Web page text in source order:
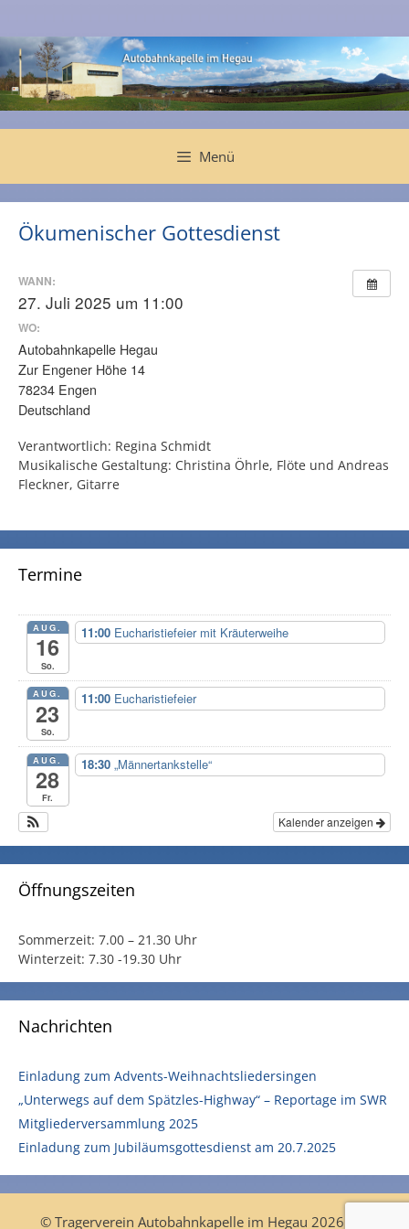
springen
Menü
Ökumenischer Gottesdienst
WANN:
27. Juli 2025 um 11:00
WO:
Autobahnkapelle Hegau
Zur Engener Höhe 14
78234 Engen
Deutschland
Verantwortlich: Regina Schmidt
Musikalische Gestaltung: Christina Öhrle, Flöte und Andreas
Fleckner, Gitarre
Termine
AUG.
16
So.
11:00 Eucharistiefeier mit Kräuterweihe
AUG.
23
So.
11:00 Eucharistiefeier
AUG.
28
Fr.
18:30 „Männertankstelle“
Kalender anzeigen
Öffnungszeiten
Sommerzeit: 7.00 – 21.30 Uhr
Winterzeit: 7.30 -19.30 Uhr
Nachrichten
Einladung zum Advents-Weihnachtsliedersingen
„Unterwegs auf dem Spätzles-Highway“ – Reportage im SWR
Mitgliederversammlung 2025
Einladung zum Jubiläumsgottesdienst am 20.7.2025
© Tragerverein Autobahnkapelle im Hegau 2026 |